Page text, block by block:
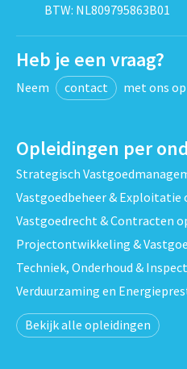
BTW: NL809795863B01
Heb je een vraag?
Neem contact met ons op
Opleidingen per
Strategisch
Vastgoedbeheer & Exploitatie
Vastgoedrecht & Contracten
Projectontwikkeling &
Techniek, Onderhoud &
Verduurzaming en
Bekijk alle opleidingen